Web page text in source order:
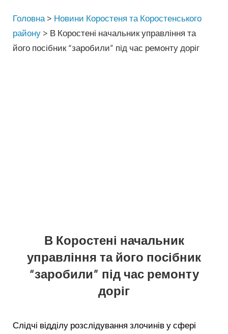
Головна > Новини Коростеня та Коростенського
району > В Коростені начальник управління та
його посібник “заробили” під час ремонту доріг
В Коростені начальник
управління та його посібник
“заробили” під час ремонту
доріг
Слідчі відділу розслідування злочинів у сфері